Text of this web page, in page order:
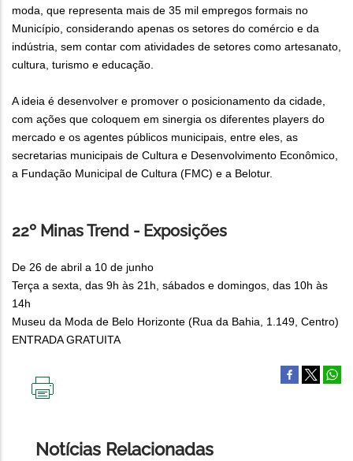
moda, que representa mais de 35 mil empregos formais no
Município, considerando apenas os setores do comércio e da
indústria, sem contar com atividades de setores como artesanato,
cultura, turismo e educação.
A ideia é desenvolver e promover o posicionamento da cidade,
com ações que coloquem em sinergia os diferentes players do
mercado e os agentes públicos municipais, entre eles, as
secretarias municipais de Cultura e Desenvolvimento Econômico,
a Fundação Municipal de Cultura (FMC) e a Belotur.
22º Minas Trend - Exposições
De 26 de abril a 10 de junho
Terça a sexta, das 9h às 21h, sábados e domingos, das 10h às
14h
Museu da Moda de Belo Horizonte (Rua da Bahia, 1.149, Centro)
ENTRADA GRATUITA
Notícias Relacionadas